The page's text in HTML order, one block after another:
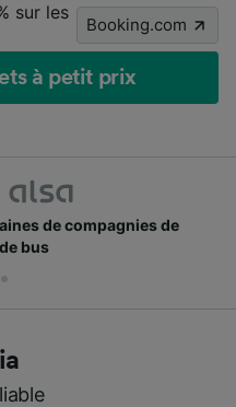
sur les
Booking.com
à petit prix
de compagnies de
bus